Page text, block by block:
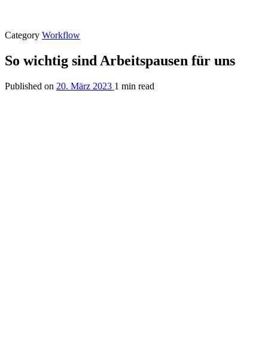
Category Workflow
So wichtig sind Arbeitspausen für uns
Published on 20. März 2023 1 min read